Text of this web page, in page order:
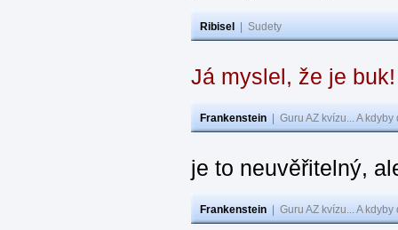
Ribisel Sudety
Já myslel, že je
Frankenstein Guru AZ kvízu... A
je to neuvěřitelný,
Frankenstein Guru AZ kvízu... A